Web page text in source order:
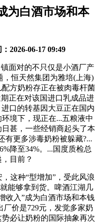
为白酒市场和本
2026-06-17 09:49
面对的不只仅是小酒厂产
恒天然集团为雅培(上海)
方奶粉存正在被肉毒杆菌
正在对该国进口乳成品进
口的转基因大豆正在国内
境下，现正在...五粮液中
甚，一些经销商起头了本
有更多涉毒奶粉被躲藏?...
降至34%。...国度质检总
目前？
这种“型增加”，受此风浪
能够拿到货。啤酒江湖几
收入”成为白酒市场和本钱
价是729元，发觉多家奶
必让奶粉的国际抽象再次